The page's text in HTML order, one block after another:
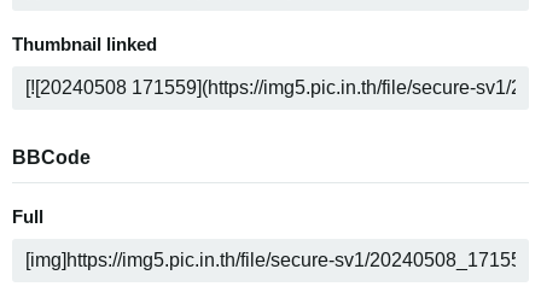
Thumbnail linked
BBCode
Full